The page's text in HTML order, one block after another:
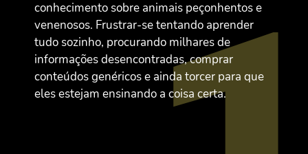
conhecimento sobre animais peçonhentos e
venenosos. Frustrar-se tentando aprender
tudo sozinho, procurando milhares de
informações desencontradas, comprar
conteúdos genéricos e ainda torcer para que
eles estejam ensinando a coisa certa.